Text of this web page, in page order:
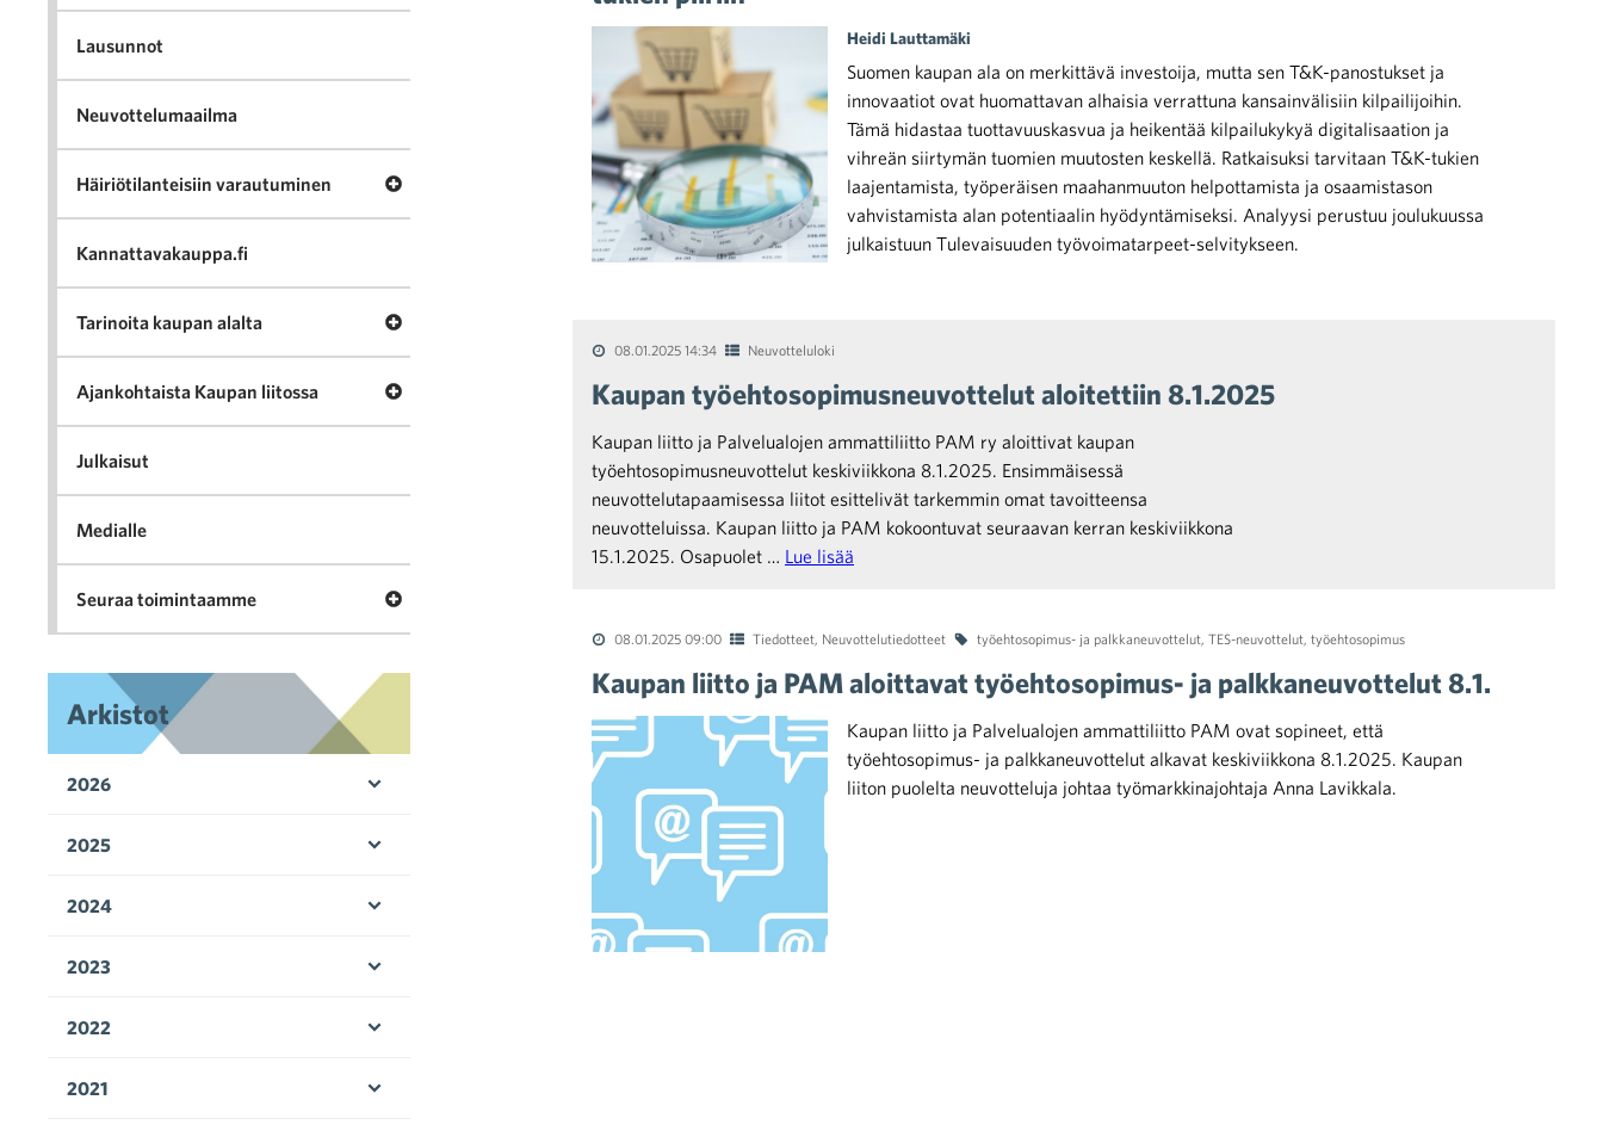
Heidi Lauttamäki
Suomen kaupan ala on merkittävä investoija, mutta sen T&K-panostukset ja
innovaatiot ovat huomattavan alhaisia verrattuna kansainvälisiin kilpailijoihin.
Tämä hidastaa tuottavuuskasvua ja heikentää kilpailukykyä digitalisaation ja
vihreän siirtymän tuomien muutosten keskellä. Ratkaisuksi tarvitaan T&K-tukien
laajentamista, työperäisen maahanmuuton helpottamista ja osaamistason
vahvistamista alan potentiaalin hyödyntämiseksi. Analyysi perustuu joulukuussa
julkaistuun Tulevaisuuden työvoimatarpeet-selvitykseen.
08.01.2025 14:34 Neuvotteluloki
Kaupan työehtosopimusneuvottelut aloitettiin 8.1.2025
Kaupan liitto ja Palvelualojen ammattiliitto PAM ry aloittivat kaupan
työehtosopimusneuvottelut keskiviikkona 8.1.2025. Ensimmäisessä
neuvottelutapaamisessa liitot esittelivät tarkemmin omat tavoitteensa
neuvotteluissa. Kaupan liitto ja PAM kokoontuvat seuraavan kerran keskiviikkona
15.1.2025. Osapuolet … Lue lisää
08.01.2025 09:00 Tiedotteet, Neuvottelutiedotteet työehtosopimus- ja palkkaneuvottelut, TES-neuvottelut, työehtosopimus
Kaupan liitto ja PAM aloittavat työehtosopimus- ja palkkaneuvottelut 8.1.
Kaupan liitto ja Palvelualojen ammattiliitto PAM ovat sopineet, että
työehtosopimus- ja palkkaneuvottelut alkavat keskiviikkona 8.1.2025. Kaupan
liiton puolelta neuvotteluja johtaa työmarkkinajohtaja Anna Lavikkala.
Lausunnot
Neuvottelumaailma
Häiriötilanteisiin varautuminen Avaa valikko Häiriötilanteisiin varautuminen
Kannattavakauppa.fi
Tarinoita kaupan alalta Avaa valikko Tarinoita kaupan alalta
Ajankohtaista Kaupan liitossa Avaa valikko Ajankohtaista Kaupan liitossa
Julkaisut
Medialle
Seuraa toimintaamme Avaa valikko Seuraa toimintaamme
Arkistot
2026
2025
2024
2023
2022
2021